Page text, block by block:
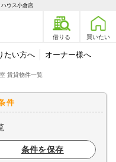
ウス小倉店
借りる 買いたい
たい方へ オーナー様へ
賃貸物件一覧
件
条件を保存